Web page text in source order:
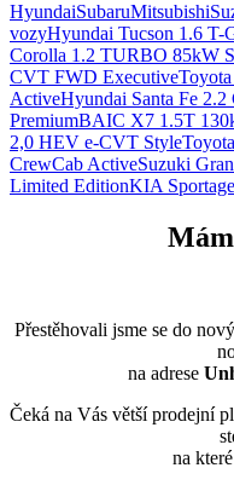
HyundaiSubaruMitsubishi
vozyHyundai Tucson 1.6
Corolla 1.2 TURBO 85kW
CVT FWD Executive
ActiveHyundai Santa Fe
PremiumBAIC X7 1.5T
2,0 HEV e-CVT Style
CrewCab ActiveSuzuki
Limited EditionKIA
Přestěhovali jsme se do
na adrese
Čeká na Vás větší prodejní
na